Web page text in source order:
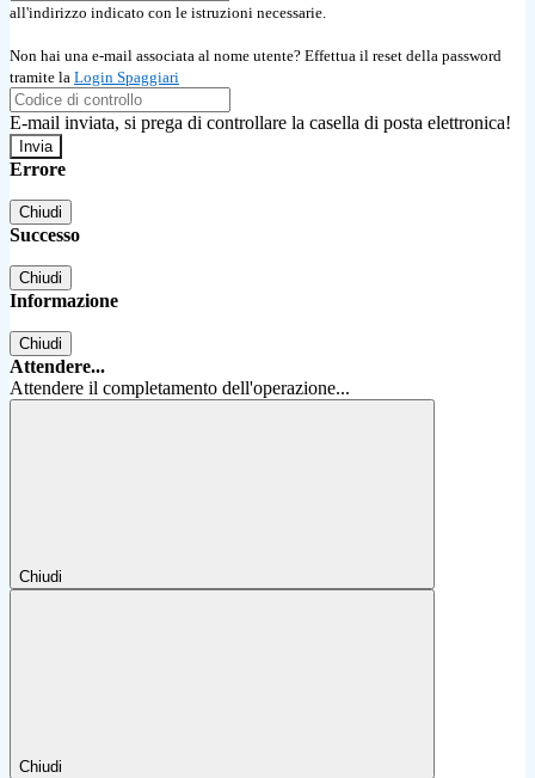
all'indirizzo indicato con le istruzioni necessarie.
Non hai una e-mail associata al nome utente? Effettua il reset della password
tramite la Login Spaggiari
E-mail inviata, si prega di controllare la casella di posta elettronica!
Errore
Chiudi
Successo
Chiudi
Informazione
Chiudi
Attendere...
Attendere il completamento dell'operazione...
Chiudi
Chiudi